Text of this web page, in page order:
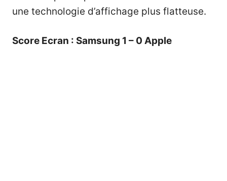
une technologie d’affichage plus flatteuse.
Score Ecran : Samsung 1 – 0 Apple